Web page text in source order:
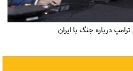
درباره جنگ با ایران